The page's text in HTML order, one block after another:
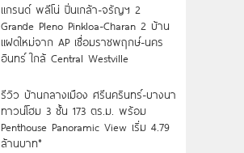
แกรนด์ พลีโน่ ปิ่นเกล้า-จรัญฯ 2
Grande Pleno Pinkloa-Charan 2 บ้าน
แฝดใหม่จาก AP เชื่อมราชพฤกษ์-นคร
อินทร์ ใกล้ Central Westville
รีวิว บ้านกลางเมือง ศรีนครินทร์-บางนา
ทาวน์โฮม 3 ชั้น 173 ตร.ม. พร้อม
Penthouse Panoramic View เริ่ม 4.79
ล้านบาท*